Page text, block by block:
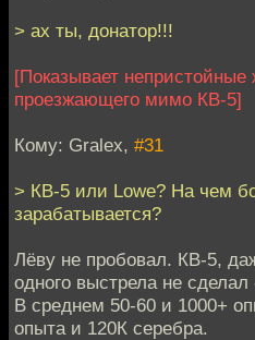
> ах ты, донатор!!!
[Показывает
проезжающего мимо КВ-5]
Кому: Gralex, #31
> КВ-5 или Lowe? На чем
зарабатывается?
Лёву не пробовал. КВ-5,
одного выстрела не
В среднем 50-60 и 1000+
опыта и 120К серебра.